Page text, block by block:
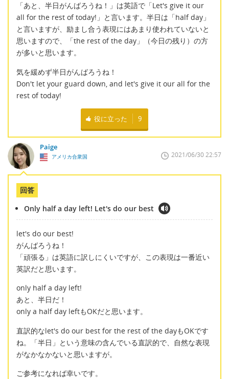
「あと、半日がんばろうね！」は英語で「Let's give it our
all for the rest of today!」と言います。半日は「half day」
と言いますが、励まし合う表現にはあまり使われていないと
思いますので、「the rest of the day」（今日の残り）の方
が多いと思います。
気を緩めず半日がんばろうね！
Don't let your guard down, and let's give it our all for the
rest of today!
役に立った 9
Paige
アメリカ合衆国 2021/06/30 22:57
回答
Only half a day left! Let's do our best
let's do our best!
がんばろうね！
「頑張る」は英語に訳しにくいですが、この表現は一番近い
英訳だと思います。
only half a day left!
あと、半日だ！
only a half day leftもOKだと思います。
直訳的なlet's do our best for the rest of the dayもOKです
ね。「半日」という意味の含んでいる直訳的で、自然な表現
がなかなかないと思いますが。
ご参考になれば幸いです。